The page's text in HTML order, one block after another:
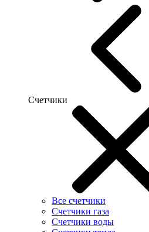
Счетчики
Все счетчики
Счетчики газа
Счетчики воды